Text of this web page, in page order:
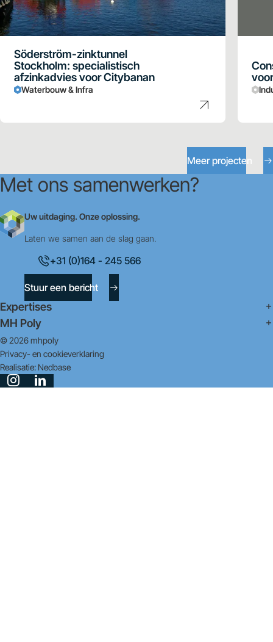
Söderström-zinktunnel
Stockholm: specialistisch
afzinkadvies voor Citybanan
Waterbouw & Infra
Meer projecten
Met ons samenwerken?
Uw uitdaging. Onze oplossing.
Laten we samen aan de slag gaan.
+31 (0)164 - 245 566
Stuur een bericht
Expertises
MH Poly
© 2026 mhpoly
Privacy- en cookieverklaring
Realisatie: Nedbase